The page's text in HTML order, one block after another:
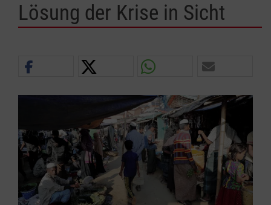
Lösung der Krise in Sicht